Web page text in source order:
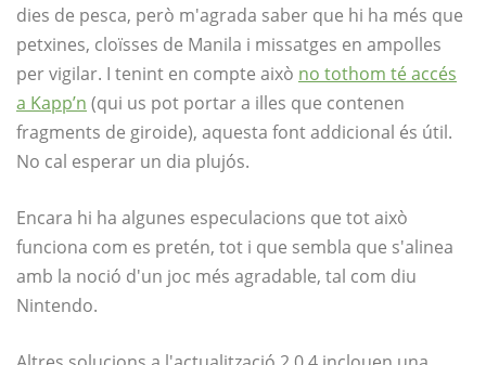
dies de pesca, però m'agrada saber que hi ha més que
petxines, cloïsses de Manila i missatges en ampolles
per vigilar. I tenint en compte això no tothom té accés
a Kapp’n (qui us pot portar a illes que contenen
fragments de giroide), aquesta font addicional és útil.
No cal esperar un dia plujós.
Encara hi ha algunes especulacions que tot això
funciona com es pretén, tot i que sembla que s'alinea
amb la noció d'un joc més agradable, tal com diu
Nintendo.